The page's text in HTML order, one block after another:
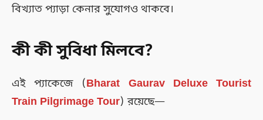
বিখ্যাত প্যাড়া কেনার সুযোগও থাকবে।
কী কী সুবিধা মিলবে?
এই প্যাকেজে (Bharat Gaurav Deluxe Tourist
Train Pilgrimage Tour) রয়েছে—